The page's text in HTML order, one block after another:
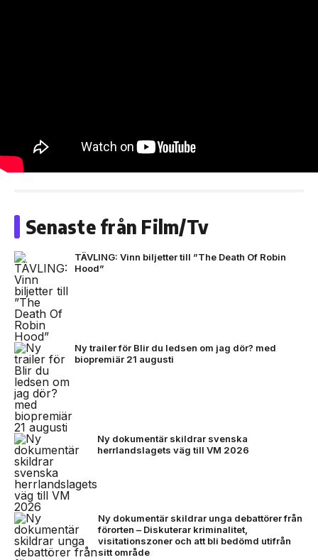
Senaste från Film/Tv
TÄVLING: Vinn biljetter till ”The Death Of Robin
Hood”
Ny trailer för Blir du ledsen om jag dör? med
biopremiär 21 augusti
Ny dokumentär skildrar svenska
herrlandslagets väg till VM 2026
Ny dokumentär skildrar unga debattörer från
förorten – Diskuterar kriminalitet,
visitationszoner och att bli bedömd utifrån
sitt område